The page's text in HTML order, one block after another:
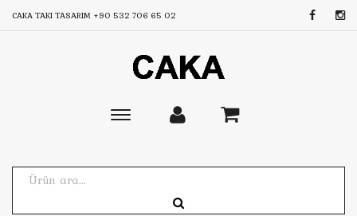
CAKA TAKI TASARIM +90 532 706 65 02
Toggle